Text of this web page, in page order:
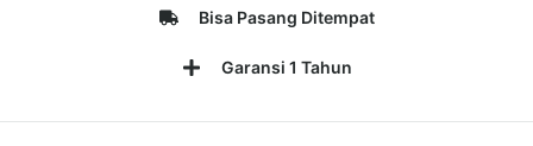
Bisa Pasang Ditempat
Garansi 1 Tahun